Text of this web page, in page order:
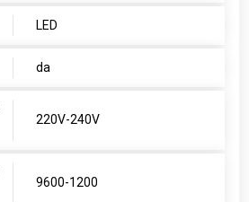
LED
da
220V-240V
9600-1200